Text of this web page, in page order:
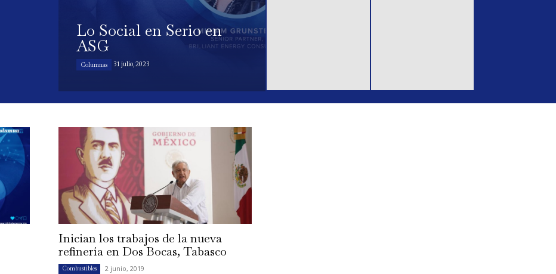
Lo Social en Serio en
ASG
Columnas 31 julio, 2023
Inician los trabajos de la nueva
refinería en Dos Bocas, Tabasco
Combustibles 2 junio, 2019